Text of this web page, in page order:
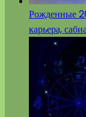
Рожденные
карьера,